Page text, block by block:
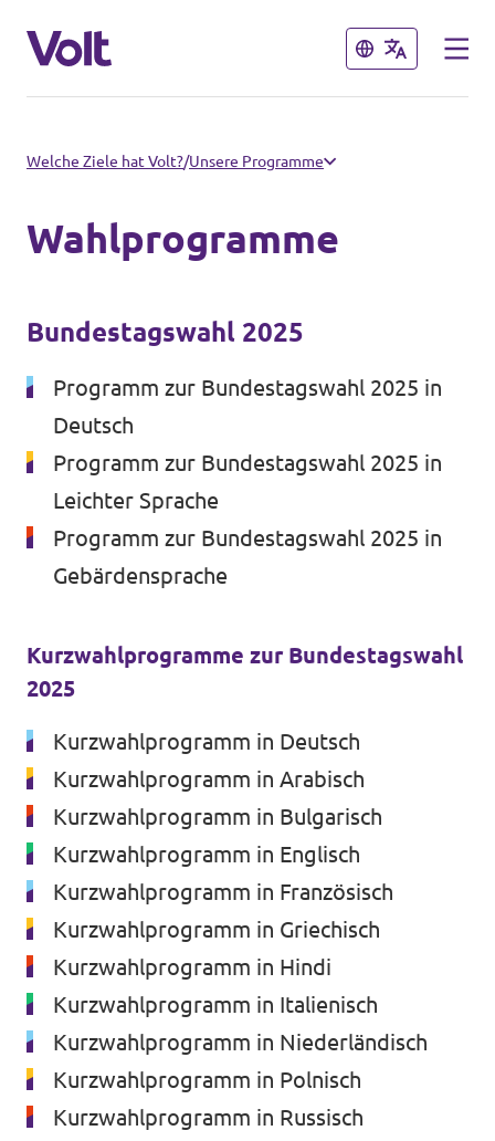
Schließen
Volt in Brandenburg
Lokale Teams
Potsdam auf Instagram
Volt in Deutschland
Website
Volt in deinem Bundesland
Volt Deutschland Merchandise Shop
Schließen
Programm
Über Volt
Menschen
Neuigkeiten
Unsere Events
Presse
Mache bei uns mit!
Volt vor Ort
Deine Spende für Volt!
Jobs bei Volt
Transparenz
Welche Ziele hat Volt?/Unsere Programme
Wahlprogramme
Bundestagswahl 2025
Programm zur Bundestagswahl 2025 in
Deutsch
Programm zur Bundestagswahl 2025 in
Leichter Sprache
Programm zur Bundestagswahl 2025 in
Gebärdensprache
Kurzwahlprogramme zur Bundestagswahl
2025
Kurzwahlprogramm in Deutsch
Kurzwahlprogramm in Arabisch
Kurzwahlprogramm in Bulgarisch
Kurzwahlprogramm in Englisch
Kurzwahlprogramm in Französisch
Kurzwahlprogramm in Griechisch
Kurzwahlprogramm in Hindi
Kurzwahlprogramm in Italienisch
Kurzwahlprogramm in Niederländisch
Kurzwahlprogramm in Polnisch
Kurzwahlprogramm in Russisch